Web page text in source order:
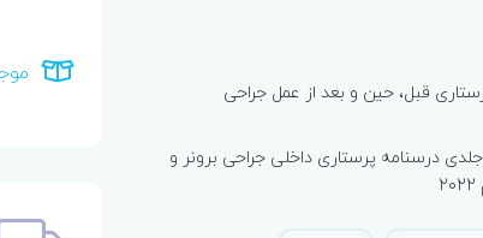
قبل، حین و بعد از عمل جراحی
جلد یازدهم از مجموعه 16جلدی درسنامه پرستاری داخلی جراحی برونر و